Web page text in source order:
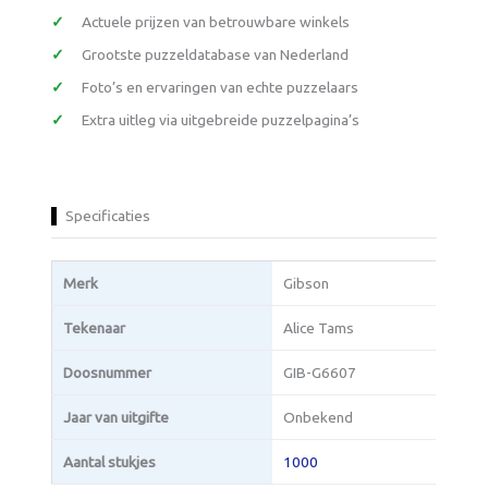
Actuele prijzen van betrouwbare winkels
Grootste puzzeldatabase van Nederland
Foto’s en ervaringen van echte puzzelaars
Extra uitleg via uitgebreide puzzelpagina’s
Specificaties
Merk Gibson
Tekenaar Alice Tams
Doosnummer GIB-G6607
Jaar van uitgifte Onbekend
Aantal stukjes 1000